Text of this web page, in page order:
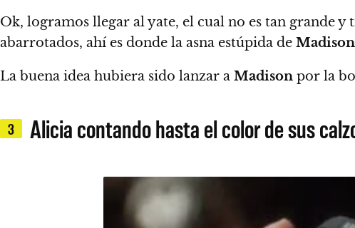
Ok, logramos llegar al yate, el cual no es tan grande
abarrotados, ahí es donde la asna estúpida de Madison
La buena idea hubiera sido lanzar a Madison por la
3 Alicia contando hasta el color de sus